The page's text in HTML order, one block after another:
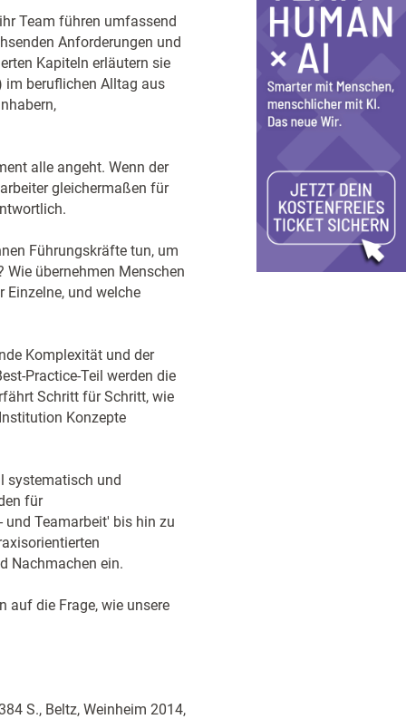
Team führen umfassend
Anforderungen und
Kapiteln erläutern sie
im beruflichen Alltag aus
alle angeht. Wenn der
gleichermaßen für
Führungskräfte tun, um
übernehmen Menschen
Einzelne, und welche
Komplexität und der
Practice-Teil werden die
Schritt für Schritt, wie
Konzepte
systematisch und
für
Team­arbeit' bis hin zu
Nachmachen ein.
auf die Frage, wie unsere
S., Beltz, Weinheim 2014,